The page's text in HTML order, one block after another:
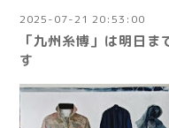
2025-07-21 20:53:00
「九州糸博」は明日
す